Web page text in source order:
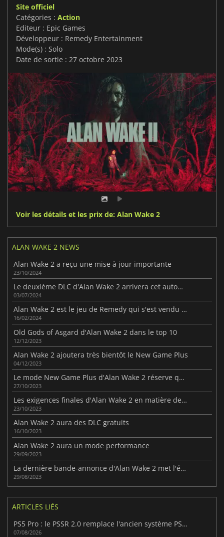
Site officiel
Catégories : Action
Editeur : Epic Games
Développeur : Remedy Entertainment
Mode(s) : Solo
Date de sortie : 27 octobre 2023
Voir les détails et les prix de: Alan Wake 2
ALAN WAKE 2 NEWS
Alan Wake 2 a reçu une mise à jour importante
23/10/2024
Le deuxième DLC d'Alan Wake 2 arrivera cet automne
03/07/2024
Alan Wake 2 est le jeu de Remedy qui s'est vendu le plus rapidement
16/02/2024
Old Gods of Asgard d'Alan Wake 2 dans le top 10
12/12/2023
Alan Wake 2 ajoutera très bientôt le New Game Plus
04/12/2023
Le mode New Game Plus d'Alan Wake 2 réserve quelques surprises
27/10/2023
Les exigences finales d'Alan Wake 2 en matière de PC sont hors du commun
23/10/2023
Alan Wake 2 aura des DLC gratuits
16/10/2023
Alan Wake 2 aura un mode performance
29/09/2023
La dernière bande-annonce d'Alan Wake 2 met l'écrivain à l'honneur
29/08/2023
ARTICLES LIÉS
PS5 Pro : le PSSR 2.0 remplace l'ancien système PSSR
07/08/2026